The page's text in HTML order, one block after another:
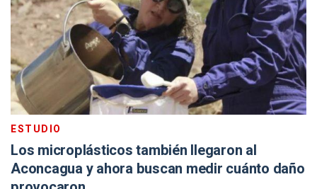
ESTUDIO
Los microplásticos también llegaron al
Aconcagua y ahora buscan medir cuánto daño